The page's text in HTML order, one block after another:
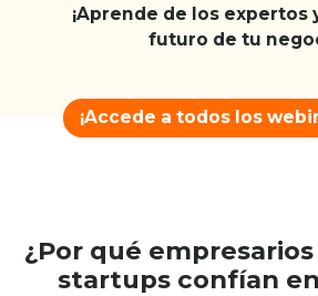
¡Aprende de los expertos
futuro de tu
¡Accede a todos los
¿Por qué
startups confían